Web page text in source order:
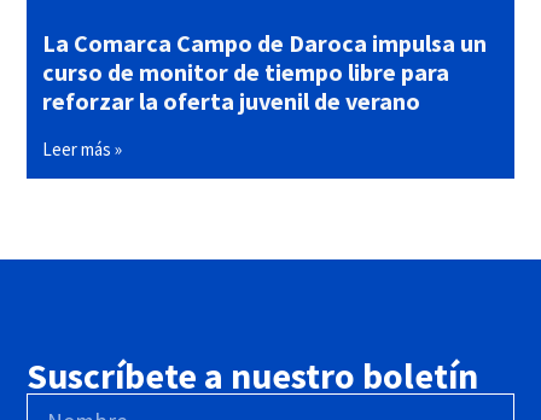
La Comarca Campo de Daroca impulsa un
curso de monitor de tiempo libre para
reforzar la oferta juvenil de verano
Leer más »
Suscríbete a nuestro boletín